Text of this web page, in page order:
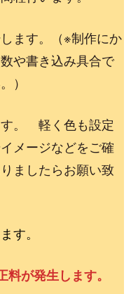
ます。（※制作にか
や書き込み具合で
）
。 軽く色も設定
メージなどをご確
ましたらお願い致
す。
が発生します。